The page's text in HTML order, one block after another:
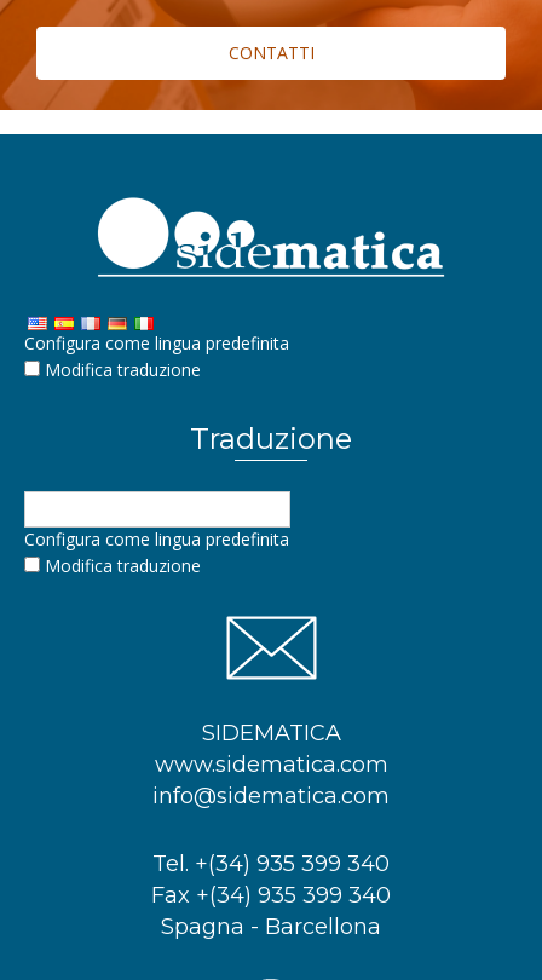
CONTATTI
Configura come lingua predefinita
Modifica traduzione
Traduzione
Configura come lingua predefinita
Modifica traduzione
SIDEMATICA
www.sidematica.com
info@sidematica.com
Tel. +(34) 935 399 340
Fax +(34) 935 399 340
Spagna - Barcellona